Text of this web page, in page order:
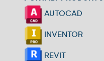
AUTOCAD
INVENTOR
REVIT